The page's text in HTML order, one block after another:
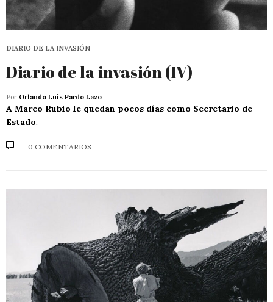
DIARIO DE LA INVASIÓN
Diario de la invasión (IV)
Por Orlando Luis Pardo Lazo
A Marco Rubio le quedan pocos días como Secretario de
Estado.
0 COMENTARIOS